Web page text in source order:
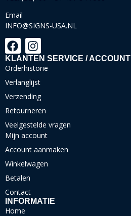
Email
INFO@SIGNS-USA.NL
KLANTEN SERVICE / ACCOUNT
Orderhistorie
Verlanglijst
Verzending
Retourneren
Veelgestelde vragen
Mijn account
Account aanmaken
Winkelwagen
Betalen
Contact
INFORMATIE
Home